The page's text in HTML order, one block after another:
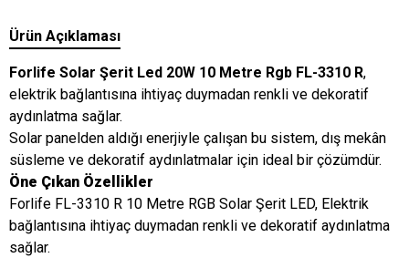
Ürün Açıklaması
Forlife Solar Şerit Led 20W 10 Metre Rgb FL-3310 R,
elektrik bağlantısına ihtiyaç duymadan renkli ve dekoratif
aydınlatma sağlar.
Solar panelden aldığı enerjiyle çalışan bu sistem, dış mekân
süsleme ve dekoratif aydınlatmalar için ideal bir çözümdür.
Öne Çıkan Özellikler
Forlife FL-3310 R 10 Metre RGB Solar Şerit LED, Elektrik
bağlantısına ihtiyaç duymadan renkli ve dekoratif aydınlatma
sağlar.